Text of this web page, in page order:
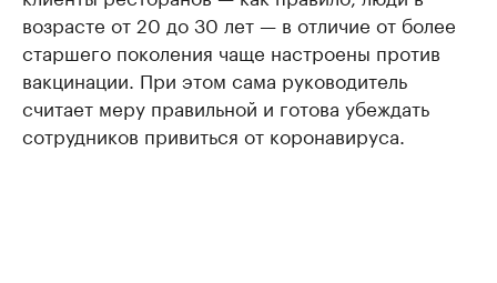
возрасте от 20 до 30 лет — в отличие от более
старшего поколения чаще настроены против
вакцинации. При этом сама руководитель
считает меру правильной и готова убеждать
сотрудников привиться от коронавируса.